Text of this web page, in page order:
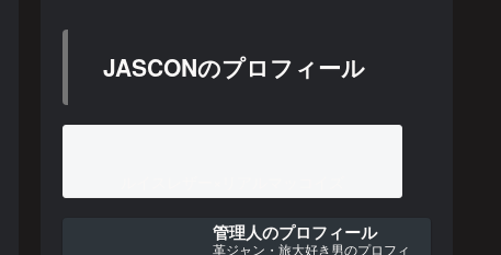
JASCONのプロフィール
管理人のプロフィール
革ジャン・旅大好き男のプロフィ